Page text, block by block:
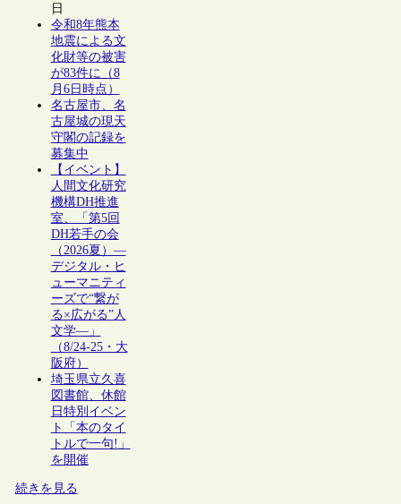
日
令和8年熊本
地震による文
化財等の被害
が83件に（8
月6日時点）
名古屋市、名
古屋城の現天
守閣の記録を
募集中
【イベント】
人間文化研究
機構DH推進
室、「第5回
DH若手の会
（2026夏）―
デジタル・ヒ
ューマニティ
ーズで“繋が
る×広がる”人
文学―」
（8/24-25・大
阪府）
埼玉県立久喜
図書館、休館
日特別イベン
ト「本のタイ
トルで一句!」
を開催
続きを見る